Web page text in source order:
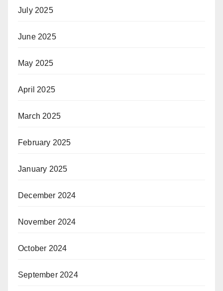
July 2025
June 2025
May 2025
April 2025
March 2025
February 2025
January 2025
December 2024
November 2024
October 2024
September 2024